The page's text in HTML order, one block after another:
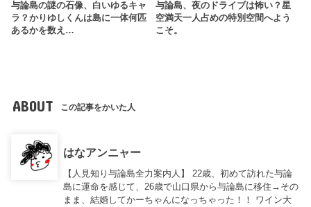
与論島の謎の石像、白いゆるキャ
ラ？かりゆしくんは島に一体何匹
あるかを数え…
与論島、夜のドライブは怖い？星
空満天一人占めの特別空間へよう
こそ。
ABOUT この記事をかいた人
はなアンニャー
【人見知り与論島全力案内人】 22歳、初めて訪れた与論
島に運命を感じて、26歳で山口県から与論島に移住→その
まま、結婚してかーちゃんになっちゃった！！ ワイン大